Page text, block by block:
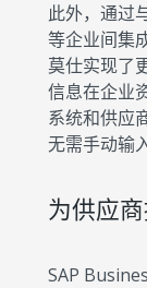
此外，通过
等企业间集
莫仕实现了
信息在企业
系统和供应
无需手动输
为供应
SAP